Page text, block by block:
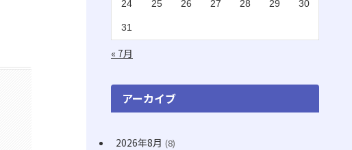
(11)
(20)
24 25 26 27 28 29 30
31
« 7月
アーカイブ
2026年8月 (8)